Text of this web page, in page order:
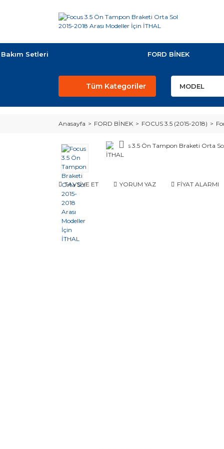
Bakım Setleri FORD BİNEK
Tüm Kategoriler
Anasayfa FORD BİNEK FOCUS 3.5 (2015-2018)
TAVSİYE ET YORUM YAZ FİYAT ALARMI